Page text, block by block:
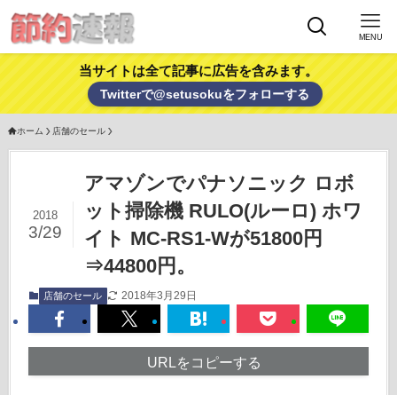
MENU
当サイトは全て記事に広告を含みます。
Twitterで@setusokuをフォローする
ホーム 店舗のセール
アマゾンでパナソニック ロボ
ット掃除機 RULO(ルーロ) ホワ
イト MC-RS1-Wが51800円
⇒44800円。
2018
3/29
店舗のセール 2018年3月29日
URLをコピーする